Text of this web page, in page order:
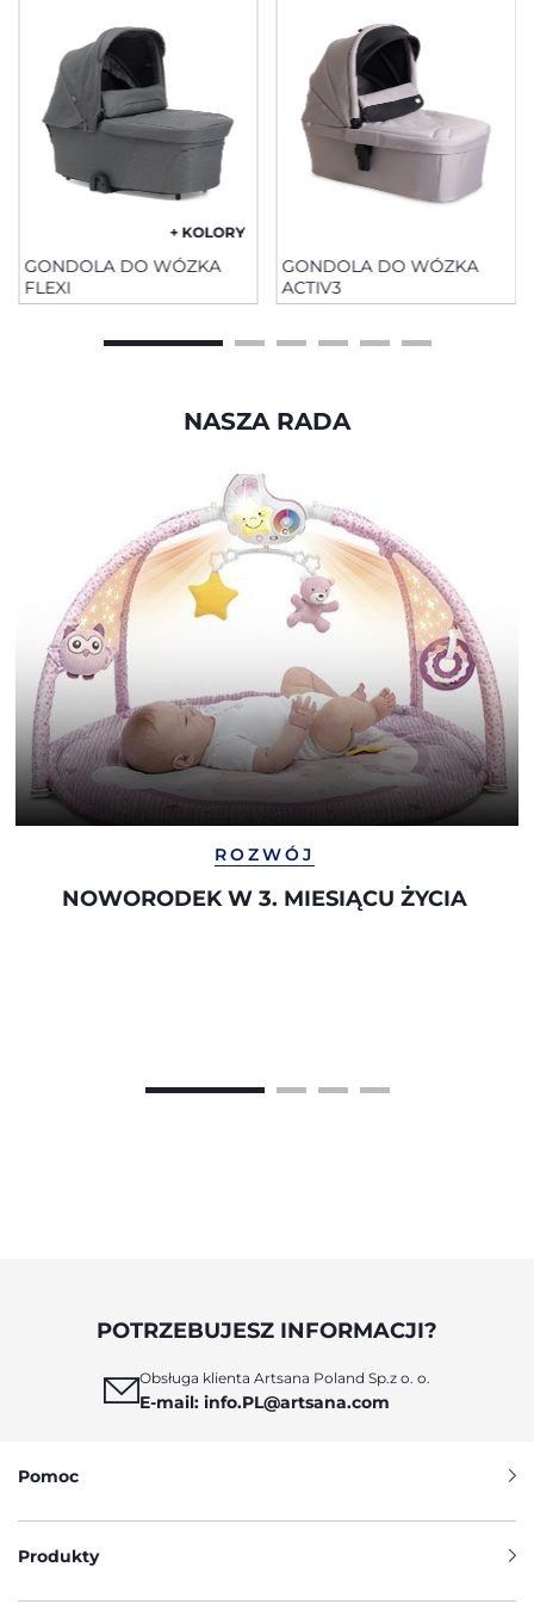
+ KOLORY
GONDOLA DO WÓZKA
FLEXI
GONDOLA DO WÓZKA
ACTIV3
NASZA RADA
ROZWÓJ
NOWORODEK W 3. MIESIĄCU ŻYCIA
POTRZEBUJESZ INFORMACJI?
Obsługa klienta Artsana Poland Sp.z o. o.
E-mail: info.PL@artsana.com
Pomoc
Produkty